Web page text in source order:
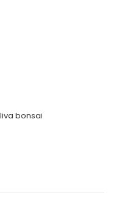
bonsai